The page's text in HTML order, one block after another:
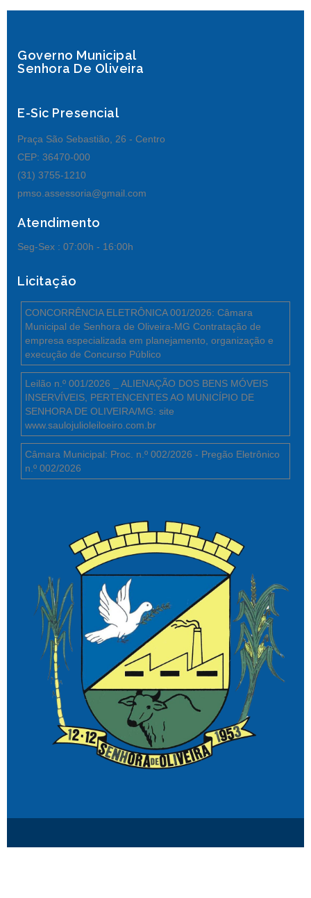
Governo Municipal
Senhora De Oliveira
E-Sic Presencial
Praça São Sebastião, 26 - Centro
CEP: 36470-000
(31) 3755-1210
pmso.assessoria@gmail.com
Atendimento
Seg-Sex : 07:00h - 16:00h
Licitação
CONCORRÊNCIA ELETRÔNICA 001/2026: Câmara
Municipal de Senhora de Oliveira-MG Contratação de
empresa especializada em planejamento, organização e
execução de Concurso Público
Leilão n.º 001/2026 _ ALIENAÇÃO DOS BENS MÓVEIS
INSERVÍVEIS, PERTENCENTES AO MUNICÍPIO DE
SENHORA DE OLIVEIRA/MG: site
www.saulojulioleiloeiro.com.br
Câmara Municipal: Proc. n.º 002/2026 - Pregão Eletrônico
n.º 002/2026